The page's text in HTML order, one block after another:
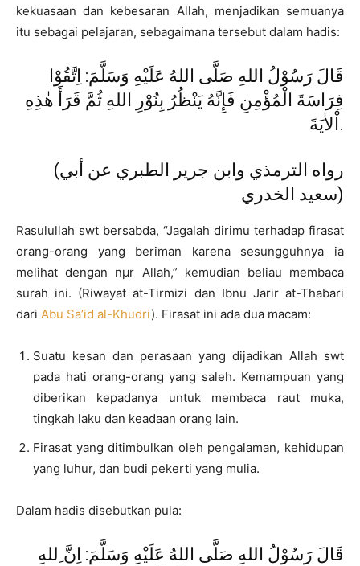
kekuasaan dan kebesaran Allah, menjadikan semuanya
itu sebagai pelajaran, sebagaimana tersebut dalam hadis:
قَالَ رَسُوْلُ اللهِ صَلَّى اللهُ عَلَيْهِ وَسَلَّمَ: اِتَّقُوْا
فِرَاسَةَ الْمُؤْمِنِ فَإِنَّهُ يَنْظُرُ بِنُوْرِ اللهِ ثُمَّ قَرَأَ هٰذِهِ
اْلاٰيَةَ.
(رواه الترمذي وابن جرير الطبري عن أبي
سعيد الخدري)
Rasulullah swt bersabda, “Jagalah dirimu terhadap firasat
orang-orang yang beriman karena sesungguhnya ia
melihat dengan nµr Allah,” kemudian beliau membaca
surah ini. (Riwayat at-Tirmizi dan Ibnu Jarir at-Thabari
dari Abu Sa’id al-Khudri). Firasat ini ada dua macam:
Suatu kesan dan perasaan yang dijadikan Allah swt
pada hati orang-orang yang saleh. Kemampuan yang
diberikan kepadanya untuk membaca raut muka,
tingkah laku dan keadaan orang lain.
Firasat yang ditimbulkan oleh pengalaman, kehidupan
yang luhur, dan budi pekerti yang mulia.
Dalam hadis disebutkan pula:
قَالَ رَسُوْلُ اللهِ صَلَّى اللهُ عَلَيْهِ وَسَلَّمَ: اِنَّ ِللهِ